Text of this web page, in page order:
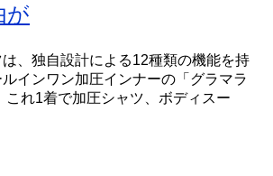
が
、独自設計による12種類の機能を持
インワン加圧インナーの「グラマラ
これ1着で加圧シャツ、ボディスー